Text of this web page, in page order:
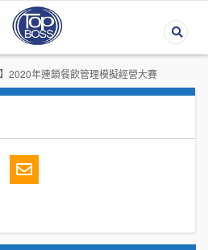
2020年連鎖餐飲管理模擬經營大賽